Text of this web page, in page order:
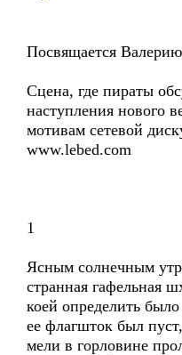
Посвящается
Сцена, где пираты
наступления нового
мотивам сетевой
www.lebed.com
1
Ясным солнечным
странная гафельная
коей определить
ее флагшток был
мели в горловине